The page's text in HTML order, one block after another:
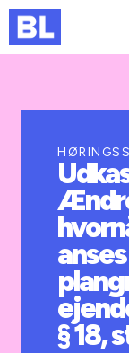
Kurser og
Jobportalen
§ 18,